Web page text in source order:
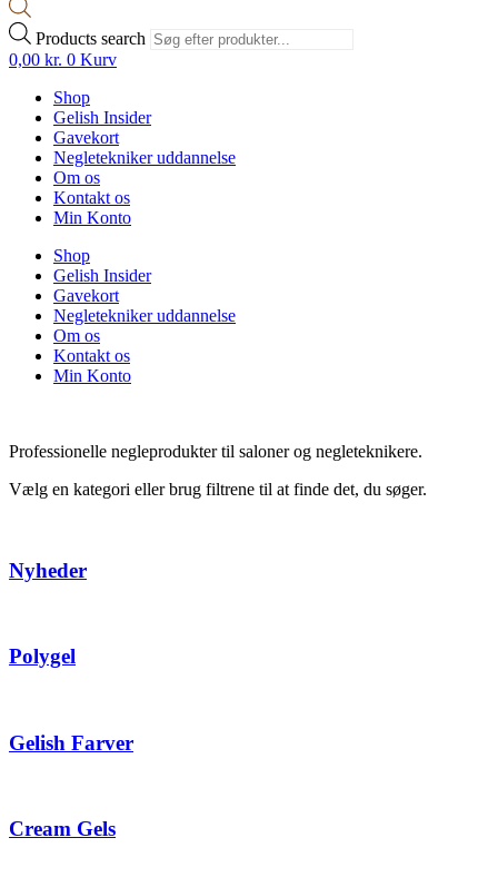
Products search
0,00 kr. 0 Kurv
Shop
Gelish Insider
Gavekort
Negletekniker uddannelse
Om os
Kontakt os
Min Konto
Shop
Gelish Insider
Gavekort
Negletekniker uddannelse
Om os
Kontakt os
Min Konto
Professionelle negleprodukter til saloner og negleteknikere.
Vælg en kategori eller brug filtrene til at finde det, du søger.
Nyheder
Polygel
Gelish Farver
Cream Gels